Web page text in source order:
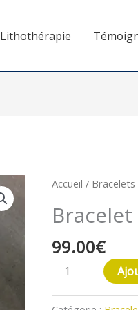
Lithothérapie
Accueil / Bracelets
99.00€
quantité
Bracelet
chakras